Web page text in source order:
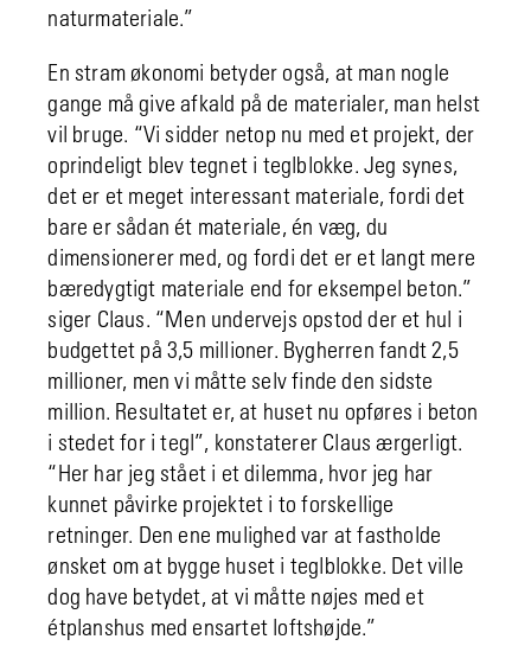
naturmateriale.”
En stram økonomi betyder også, at man nogle
gange må give afkald på de materialer, man helst
vil bruge. “Vi sidder netop nu med et projekt, der
oprindeligt blev tegnet i teglblokke. Jeg synes,
det er et meget interessant materiale, fordi det
bare er sådan ét materiale, én væg, du
dimensionerer med, og fordi det er et langt mere
bæredygtigt materiale end for eksempel beton.”
siger Claus. “Men undervejs opstod der et hul i
budgettet på 3,5 millioner. Bygherren fandt 2,5
millioner, men vi måtte selv finde den sidste
million. Resultatet er, at huset nu opføres i beton
i stedet for i tegl”, konstaterer Claus ærgerligt.
“Her har jeg stået i et dilemma, hvor jeg har
kunnet påvirke projektet i to forskellige
retninger. Den ene mulighed var at fastholde
ønsket om at bygge huset i teglblokke. Det ville
dog have betydet, at vi måtte nøjes med et
étplanshus med ensartet loftshøjde.”